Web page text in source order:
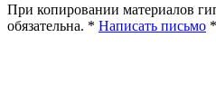
При копировании материалов
обязательна. * Написать письмо *